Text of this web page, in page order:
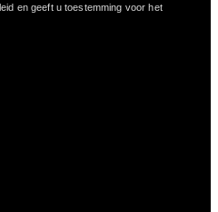
en geeft u toestemming voor het